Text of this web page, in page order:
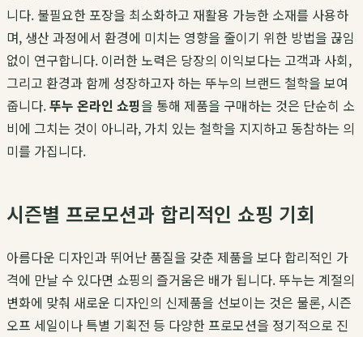
니다. 불필요한 포장을 최소화하고 재활용 가능한 소재를 사용하
며, 생산 과정에서 환경에 미치는 영향을 줄이기 위한 방법을 끊임
없이 연구합니다. 이러한 노력은 당장의 이익보다는 고객과 사회,
그리고 환경과 함께 성장하고자 하는 뚜누의 브랜드 철학을 보여
줍니다.뚜누 온라인 쇼핑을 통해 제품을 구매하는 것은 단순히 소
비에 그치는 것이 아니라, 가치 있는 철학을 지지하고 동참하는 의
미를 가집니다.
시즌별 프로모션과 합리적인 쇼핑 기회
아름다운 디자인과 뛰어난 품질을 갖춘 제품을 보다 합리적인 가
격에 만날 수 있다면 쇼핑의 즐거움은 배가 됩니다. 뚜누는 계절의
변화에 맞춰 새로운 디자인의 신제품을 선보이는 것은 물론, 시즌
오프 세일이나 특별 기획전 등 다양한 프로모션을 정기적으로 진